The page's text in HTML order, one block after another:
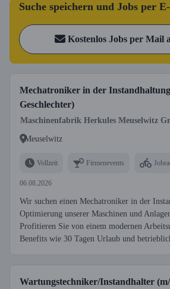
Suche speichern und Jobs per
Kostenlos Jobs per Mail
Mechatroniker in der
Geschlechter)
Maschinenfabrik Herkules Meuselwitz
Meuselwitz
Vollzeit Firmenevents
06.08.2026
Wir suchen einen Mechatroniker in der
Optimierung unserer Maschinen und
Profitieren Sie von einem modernen
Benefits wie 30 Tagen Urlaub und
Wartungstechniker/Instandhalter